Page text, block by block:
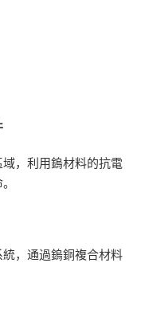
，利用鎢材料的抗電
，通過鎢銅複合材料